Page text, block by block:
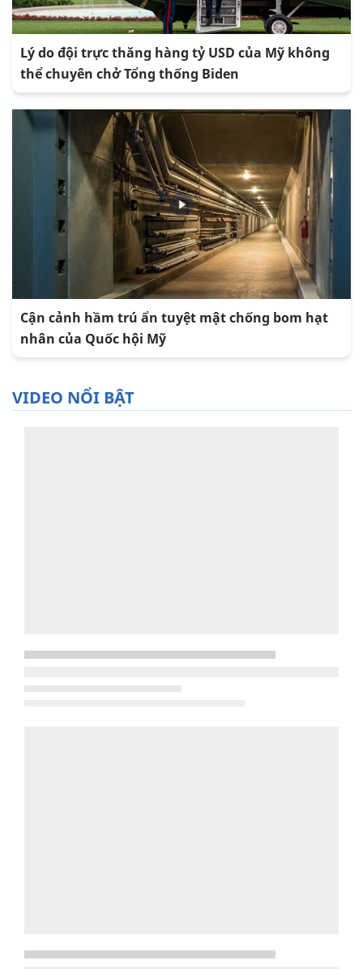
Lý do đội trực thăng hàng tỷ USD của Mỹ không
thể chuyên chở Tổng thống Biden
Cận cảnh hầm trú ẩn tuyệt mật chống bom hạt
nhân của Quốc hội Mỹ
VIDEO NỔI BẬT